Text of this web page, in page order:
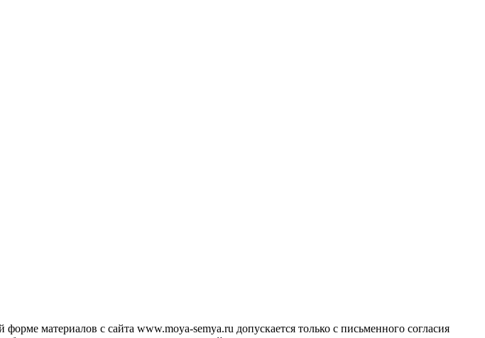
материалов с сайта www.moya-semya.ru допускается только с письменного согласия